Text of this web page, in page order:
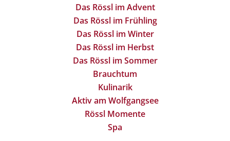
Das Rössl im Advent
Das Rössl im Frühling
Das Rössl im Winter
Das Rössl im Herbst
Das Rössl im Sommer
Brauchtum
Kulinarik
Aktiv am Wolfgangsee
Rössl Momente
Spa